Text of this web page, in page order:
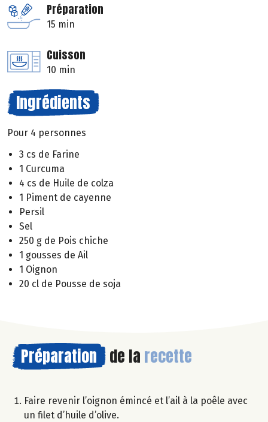
Préparation
15 min
Cuisson
10 min
Ingrédients
Pour 4 personnes
3 cs de Farine
1 Curcuma
4 cs de Huile de colza
1 Piment de cayenne
Persil
Sel
250 g de Pois chiche
1 gousses de Ail
1 Oignon
20 cl de Pousse de soja
Préparation de la recette
Faire revenir l’oignon émincé et l’ail à la poêle avec
un filet d’huile d’olive.